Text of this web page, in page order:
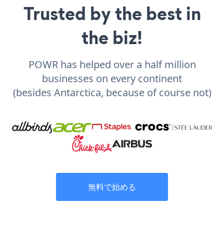
Trusted by the best in
the biz!
POWR has helped over a half million
businesses on every continent
(besides Antarctica, because of course not)
無料で始める